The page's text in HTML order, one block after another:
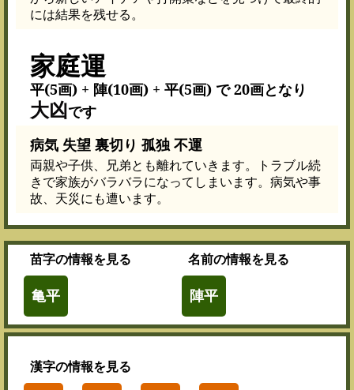
には結果を残せる。
家庭運
平(5画) + 陣(10画) + 平(5画) で 20画となり
大凶です
病気 失望 裏切り 孤独 不運
両親や子供、兄弟とも離れていきます。トラブル続
きで家族がバラバラになってしまいます。病気や事
故、天災にも遭います。
苗字の情報を見る
亀平
名前の情報を見る
陣平
漢字の情報を見る